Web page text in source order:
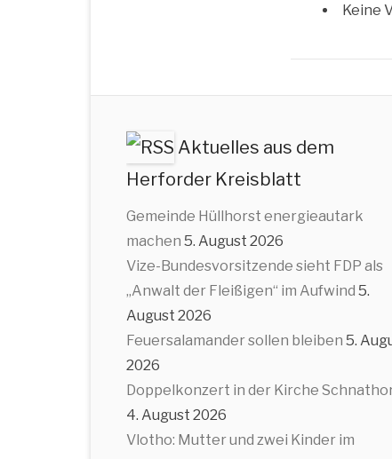
Kei­ne
Aktuelles aus dem
Herforder Kreisblatt
Gemeinde Hüllhorst energieautark
machen 5. August 2026
Vize-Bundesvorsitzende sieht FDP als
„Anwalt der Fleißigen“ im Aufwind 5.
August 2026
Feuersalamander sollen bleiben 5.
2026
Doppelkonzert in der Kirche
4. August 2026
Vlotho: Mutter und zwei Kinder im